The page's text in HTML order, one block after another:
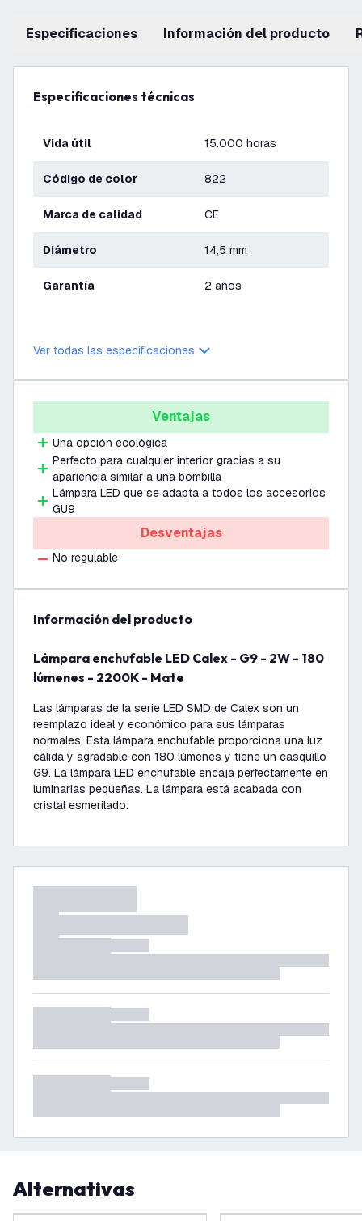
Especificaciones información del producto
Especificaciones técnicas
Vida útil 15.000 horas
Código de color 822
Marca de calidad CE
Diámetro 14,5 mm
Garantía 2 años
Ver todas las especificaciones
Ventajas
Una opción ecológica
Perfecto para cualquier interior gracias a su
apariencia similar a una bombilla
Lámpara LED que se adapta a todos los accesorios
GU9
Desventajas
No regulable
información del producto
Lámpara enchufable LED Calex - G9 - 2W - 180
lúmenes - 2200K - Mate
Las lámparas de la serie LED SMD de Calex son un
reemplazo ideal y económico para sus lámparas
normales. Esta lámpara enchufable proporciona una luz
cálida y agradable con 180 lúmenes y tiene un casquillo
G9. La lámpara LED enchufable encaja perfectamente en
luminarias pequeñas. La lámpara está acabada con
cristal esmerilado.
Alternativas